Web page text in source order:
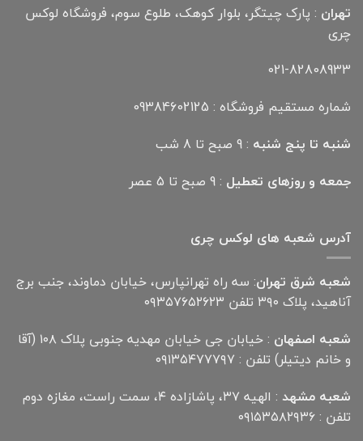
تهران : پارک چیتگر، بلوار کوهک، طلوع سوم، فروشگاه لوکس
چری
021-82808933
شماره مستقیم فروشگاه : 09384602125
شنبه تا پنج شنبه : 9 صبح تا 8 شب
جمعه و روزهای تعطیل : 9 صبح تا 5 عصر
آدرس شعبه های لوکس چری
شعبه شرق تهران: سه راه تهرانپارس، خیابان دماوند، جنب برج
آناهید، پلاک ۳۹۰ تلفن ۰۹۳۵۷۶۵۲۶۲۳
شعبه اصفهان
: خیابان جی خیابان مهدیه جنوبی پلاک ۱۰۸ (آقا
و خانم دیتیلر) تلفن : ۰۹۱۳۵۴۷۷۷۹۷
شعبه مشهد
: الهیه ۳۷، پاشازاده ۴، سمت راست، مغازه دوم
تلفن : ۰۹۱۵۳۵۸۲۹۳۶